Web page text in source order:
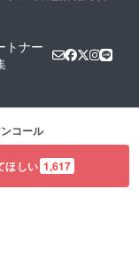
トナー
コール
ほしい 1,617